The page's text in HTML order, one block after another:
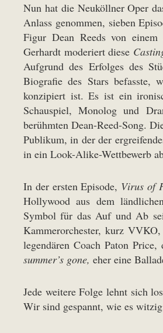
Nun hat die Neuköllner Oper
Anlass genommen, sieben
Figur Dean Reeds von einem
Gerhardt moderiert diese
Aufgrund des Erfolges des
Biografie des Stars befasste,
konzipiert ist. Es ist ein
Schauspiel, Monolog und
berühmten Dean-Reed-Song.
Publikum, in der der
in ein Look-Alike-Wettbewerb
In der ersten Episode, Virus of
Hollywood aus dem
Symbol für das Auf und Ab
Kammerorchester, kurz
legendären Coach Paton
summer’s gone, eher eine
Jede weitere Folge lehnt sich
Wir sind gespannt, wie es